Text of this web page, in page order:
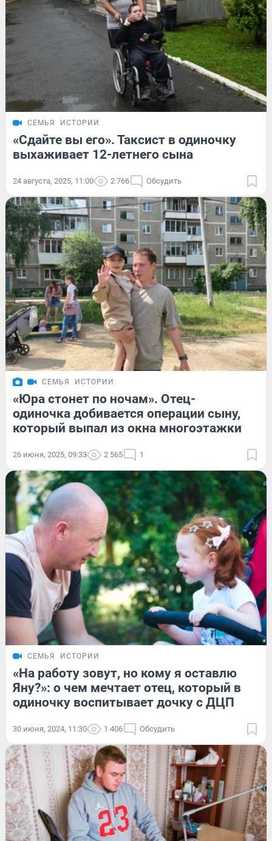
СЕМЬЯ ИСТОРИИ
«Сдайте вы его». Таксист в одиночку
выхаживает 12-летнего сына
24 августа, 2025, 11:00 2 766 Обсудить
СЕМЬЯ ИСТОРИИ
«Юра стонет по ночам». Отец-
одиночка добивается операции сыну,
который выпал из окна многоэтажки
26 июня, 2025, 09:33 2 565 1
СЕМЬЯ ИСТОРИИ
«На работу зовут, но кому я оставлю
Яну?»: о чем мечтает отец, который в
одиночку воспитывает дочку с ДЦП
30 июня, 2024, 11:30 1 406 Обсудить